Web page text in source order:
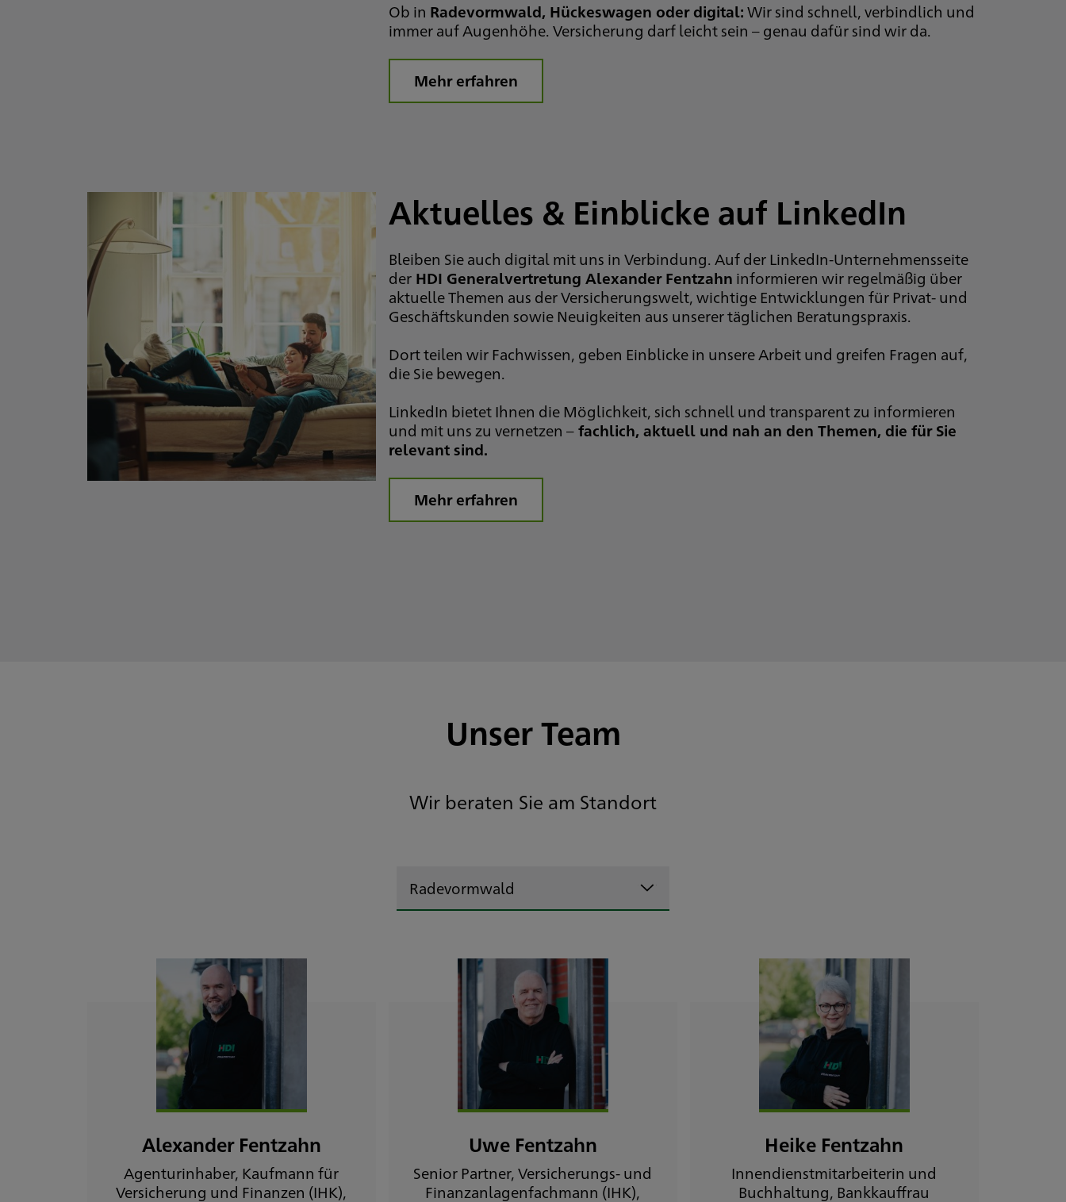
Ob in Radevormwald, Hückeswagen oder digital:Wir sind schnell, verbindlich und
immer auf Augenhöhe. Versicherung darf leicht sein – genau dafür sind wir da.
Mehr erfahren
Aktuelles & Einblicke auf LinkedIn
Bleiben Sie auch digital mit uns in Verbindung. Auf der LinkedIn-Unternehmensseite
derHDI Generalvertretung Alexander Fentzahn informieren wir regelmäßig über
aktuelle Themen aus der Versicherungswelt, wichtige Entwicklungen für Privat- und
Geschäftskunden sowie Neuigkeiten aus unserer täglichen Beratungspraxis.
Dort teilen wir Fachwissen, geben Einblicke in unsere Arbeit und greifen Fragen auf,
die Sie bewegen.
LinkedIn bietet Ihnen die Möglichkeit, sich schnell und transparent zu informieren
und mit uns zu vernetzen –fachlich, aktuell und nah an den Themen, die für Sie
relevant sind.
Mehr erfahren
Unser Team
Wir beraten Sie am Standort
Radevormwald
Alexander Fentzahn
Agenturinhaber, Kaufmann für
Versicherung und Finanzen (IHK),
Uwe Fentzahn
Senior Partner, Versicherungs- und
Finanzanlagenfachmann (IHK),
Heike Fentzahn
Innendienstmitarbeiterin und
Buchhaltung, Bankkauffrau